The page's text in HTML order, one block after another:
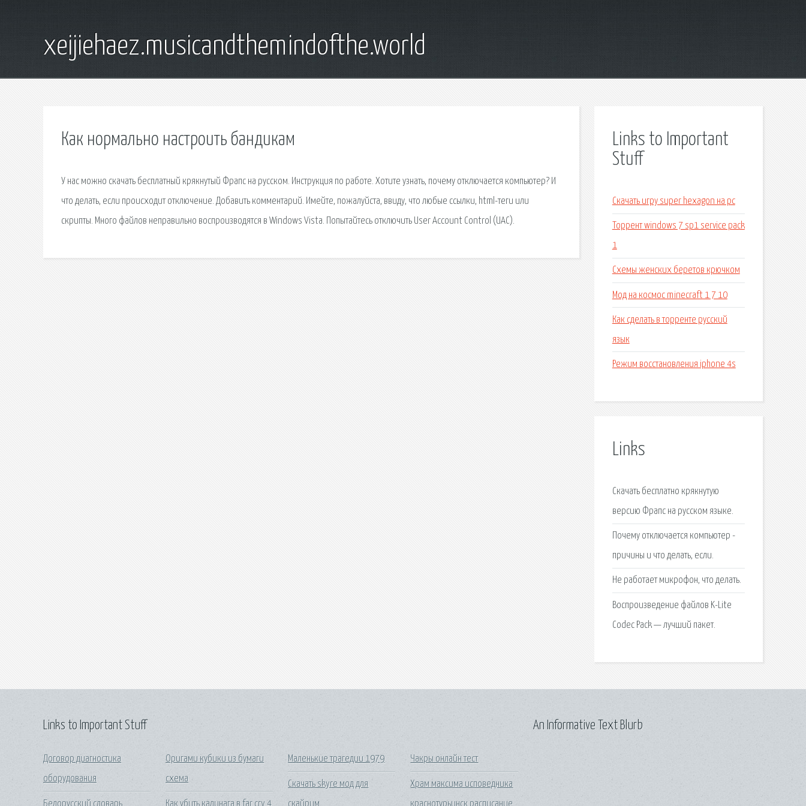
xeijiehaez.musicandthemindofthe.world
Как нормально настроить бандикам
У нас можно скачать бесплатный крякнутый Фрапс на русском. Инструкция по работе. Хотите узнать, почему отключается компьютер? И
что делать, если происходит отключение. Добавить комментарий. Имейте, пожалуйста, ввиду, что любые ссылки, html-теги или
скрипты. Много файлов неправильно воспроизводятся в Windows Vista. Попытайтесь отключить User Account Control (UAC).
Links to Important
Stuff
Скачать игру super hexagon на pc
Торрент windows 7 sp1 service pack
1
Схемы женских беретов крючком
Мод на космос minecraft 1 7 10
Как сделать в торренте русский
язык
Режим восстановления iphone 4s
Links
Скачать бесплатно крякнутую
версию Фрапс на русском языке.
Почему отключается компьютер -
причины и что делать, если.
Не работает микрофон, что делать.
Воспроизведение файлов K-Lite
Codec Pack — лучший пакет.
Links to Important Stuff
Договор диагностика
оборудования
Оригами кубики из бумаги
схема
Маленькие трагедии 1979
Скачать skyre мод для
Чакры онлайн тест
Храм максима исповедника
An Informative Text Blurb